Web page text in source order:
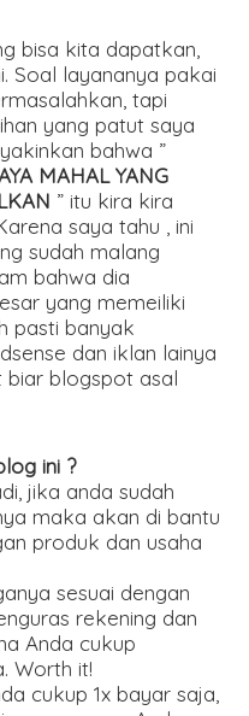
bisa kita dapatkan,
Soal layananya pakai
tapi
yang patut saya
bahwa ”
MAHAL YANG
” itu kira kira
saya tahu , ini
sudah malang
bahwa dia
yang memeiliki
pasti banyak
dan iklan lainya
biar blogspot asal
ini ?
jika anda sudah
maka akan di bantu
produk dan usaha
sesuai dengan
rekening dan
Anda cukup
Worth it!
cukup 1x bayar saja,